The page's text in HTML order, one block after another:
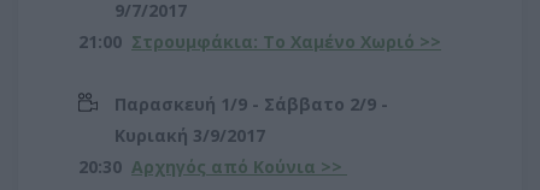
9/7/2017
21:00 Στρουμφάκια: Το Χαμένο Χωριό >>
Παρασκευή 1/9 - Σάββατο 2/9 -
Κυριακή 3/9/2017
20:30 Αρχηγός από Κούνια >>